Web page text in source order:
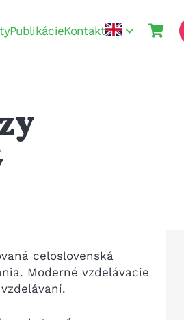
PublikácieKontakt
celoslovenská
Moderné vzdelávacie